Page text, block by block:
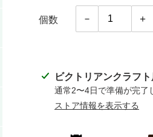
個数
カ
ビクトリアンクラフ
通常2〜4日で準備が完了
ストア情報を表示する